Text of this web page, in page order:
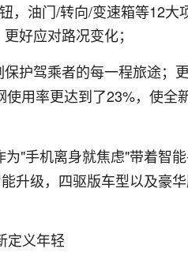
，油门/转向/变速箱等12大
好应对路况变化；
护驾乘者的每一程旅途；
用率更达到了23%，使全
为"手机离身就焦虑"带着智
升级，四驱版车型以及豪